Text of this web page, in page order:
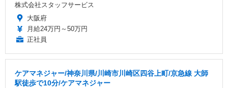
株式会社スタッフサービス
大阪府
月給24万円～50万円
正社員
ケアマネジャー/神奈川県/川崎市川崎区四谷上町/京急線 大師
駅徒歩で10分/ケアマネジャー